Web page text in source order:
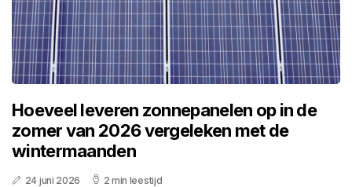
Hoeveel leveren zonnepanelen op in de
zomer van 2026 vergeleken met de
wintermaanden
24 juni 2026 2 min leestijd